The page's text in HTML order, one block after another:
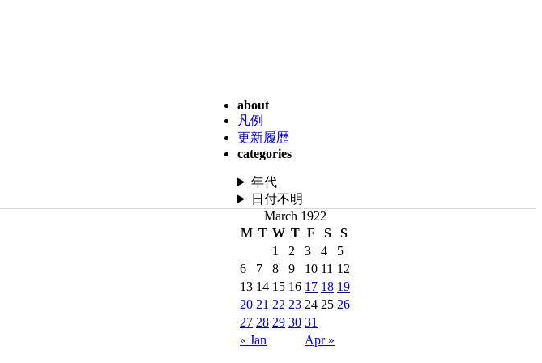
about
凡例
更新履歴
categories
年代
日付不明
March 1922
M T W T F S S
« Jan Apr »
1 2 3 4
5
6
7 8 9 10 11 12
13 14 15 16 17 18 19
20 21 22 23 24 25 26
27 28 29 30 31